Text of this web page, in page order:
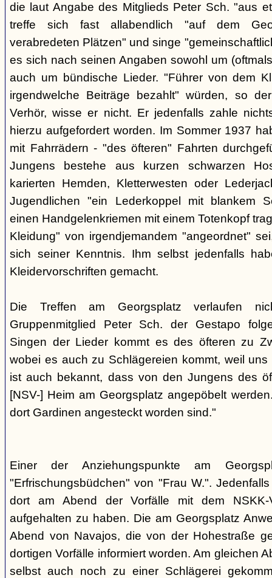
die laut Angabe des Mitglieds Peter Sch. "aus
treffe sich fast allabendlich "auf dem
verabredeten Plätzen" und singe
es sich nach seinen Angaben sowohl um
auch um bündische Lieder. "Führer von dem
irgendwelche Beiträge bezahlt" würden, so
Verhör, wisse er nicht. Er jedenfalls zahle
hierzu aufgefordert worden. Im Sommer 1937
mit Fahrrädern - "des öfteren" Fahrten
Jungens bestehe aus kurzen schwarzen
karierten Hemden, Kletterwesten oder
Jugendlichen "ein Lederkoppel mit blankem
einen Handgelenkriemen mit einem Totenkopf
Kleidung" von irgendjemandem "angeordnet"
sich seiner Kenntnis. Ihm selbst jedenfalls
Kleidervorschriften gemacht.
Die Treffen am Georgsplatz verlaufen
Gruppenmitglied Peter Sch. der Gestapo
Singen der Lieder kommt es des öfteren zu
wobei es auch zu Schlägereien kommt, weil
ist auch bekannt, dass von den Jungens des
[NSV-] Heim am Georgsplatz angepöbelt
dort Gardinen angesteckt worden sind."
Einer der Anziehungspunkte am
"Erfrischungsbüdchen" von "Frau W.".
dort am Abend der Vorfälle mit dem NSKK-
aufgehalten zu haben. Die am Georgsplatz
Abend von Navajos, die von der Hohestraße
dortigen Vorfälle informiert worden. Am gleichen
selbst auch noch zu einer Schlägerei